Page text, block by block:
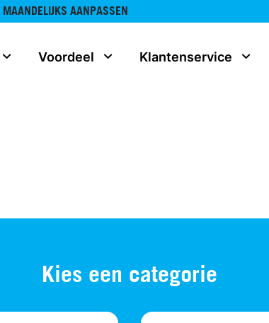
MAANDELIJKS AANPASSEN
Voordeel Klantenservice
Kies een categorie